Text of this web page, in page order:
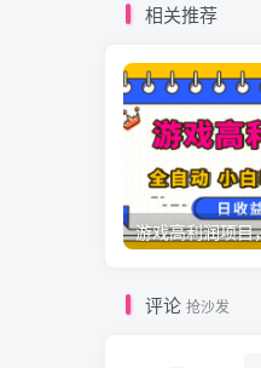
相关推荐
评论 抢沙发